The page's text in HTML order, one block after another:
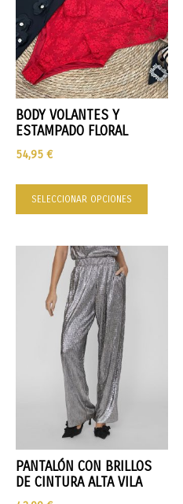
BODY VOLANTES Y
ESTAMPADO FLORAL
54,95 €
SELECCIONAR OPCIONES
PANTALÓN CON BRILLOS
DE CINTURA ALTA VILA